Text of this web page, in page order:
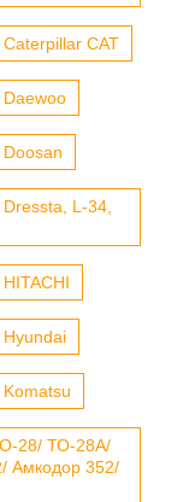
CAT
Daewoo
Doosan
L-34,
Hyundai
28/ ТО-28А/
Амкодор 352/